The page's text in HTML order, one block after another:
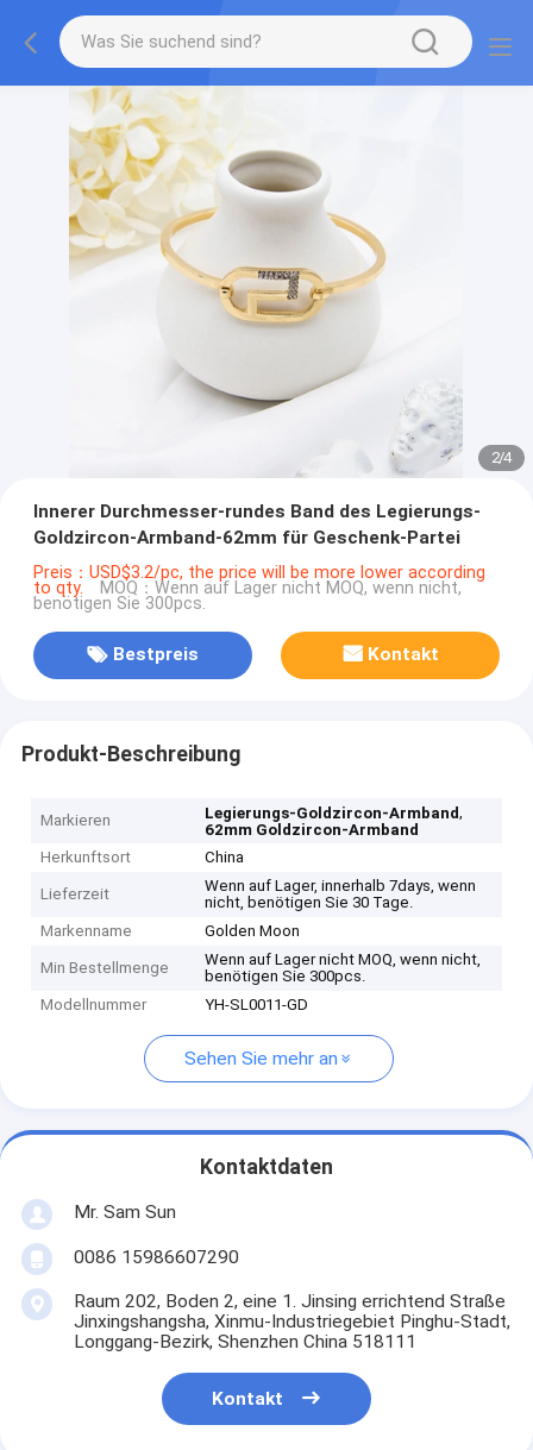
2/4
Innerer Durchmesser-rundes Band des Legierungs-
Goldzircon-Armband-62mm für Geschenk-Partei
Preis：USD$3.2/pc, the price will be more lower according
to qty. MOQ：Wenn auf Lager nicht MOQ, wenn nicht,
benötigen Sie 300pcs.
Bestpreis Kontakt
Produkt-Beschreibung
Markieren Legierungs-Goldzircon-Armband,
62mm Goldzircon-Armband
Herkunftsort
China
Lieferzeit
Wenn auf Lager, innerhalb 7days, wenn
nicht, benötigen Sie 30 Tage.
Markenname
Golden Moon
Min Bestellmenge
Wenn auf Lager nicht MOQ, wenn nicht,
benötigen Sie 300pcs.
Modellnummer
YH-SL0011-GD
Sehen Sie mehr an
Kontaktdaten
Mr. Sam Sun
0086 15986607290
Raum 202, Boden 2, eine 1. Jinsing errichtend Straße
Jinxingshangsha, Xinmu-Industriegebiet Pinghu-Stadt,
Longgang-Bezirk, Shenzhen China 518111
Kontakt